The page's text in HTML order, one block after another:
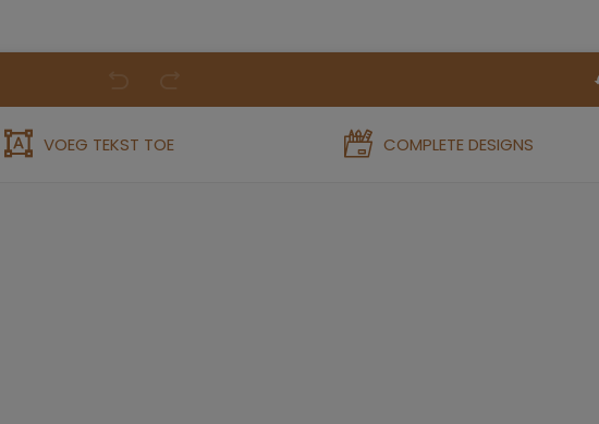
VOEG TEKST TOE COMPLETE DESIGNS
prijs prijs